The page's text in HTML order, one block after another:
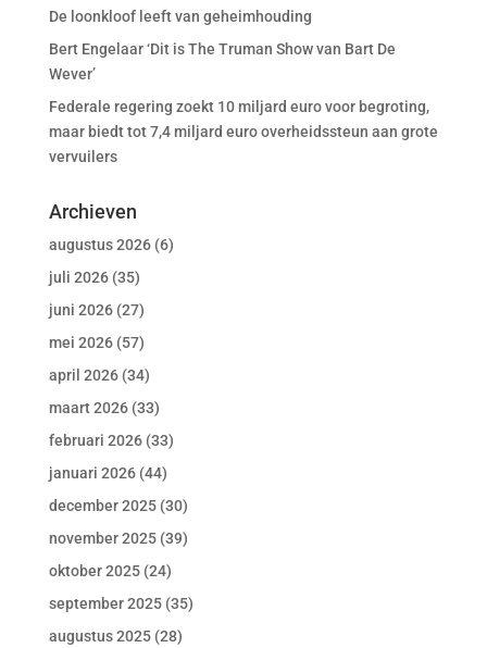
De loonkloof leeft van geheimhouding
Bert Engelaar ‘Dit is The Truman Show van Bart De
Wever’
Federale regering zoekt 10 miljard euro voor begroting,
maar biedt tot 7,4 miljard euro overheidssteun aan grote
vervuilers
Archieven
augustus 2026(6)
juli 2026(35)
juni 2026(27)
mei 2026(57)
april 2026(34)
maart 2026(33)
februari 2026(33)
januari 2026(44)
december 2025(30)
november 2025(39)
oktober 2025(24)
september 2025(35)
augustus 2025(28)